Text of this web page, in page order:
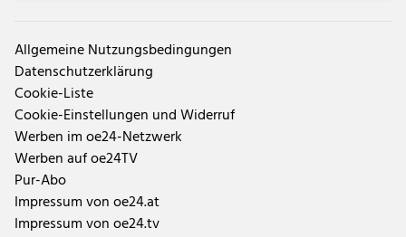
Allgemeine Nutzungsbedingungen
Datenschutzerklärung
Cookie-Liste
Cookie-Einstellungen und Widerruf
Werben im oe24-Netzwerk
Werben auf oe24TV
Pur-Abo
Impressum von oe24.at
Impressum von oe24.tv